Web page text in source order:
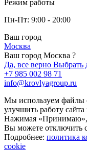
Режим работы
Пн-Пт: 9:00 - 20:00
Ваш город
Москва
Ваш город Москва ?
Да, все верно Выбрать
+7 985 002 98 71
info@krovlyagroup.ru
Мы используем файлы
улучшить работу
Нажимая «Принимаю»,
Вы можете отключить
Подробнее: политика
cookie